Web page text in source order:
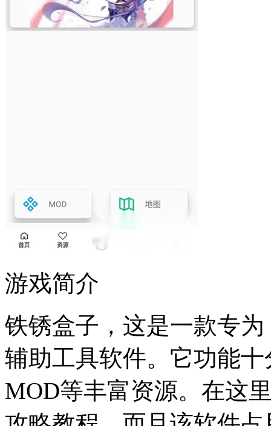
游戏简介
铁锈盒子，这是一款专
辅助工具软件。它功能
MOD等丰富资源。在这